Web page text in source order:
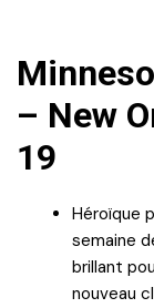
– New
19
Héroïque
semaine
brillant
nouveau